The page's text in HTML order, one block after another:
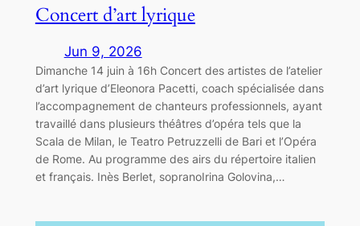
Concert d’art lyrique
Jun 9, 2026
Dimanche 14 juin à 16h Concert des artistes de l’atelier
d’art lyrique d’Eleonora Pacetti, coach spécialisée dans
l’accompagnement de chanteurs professionnels, ayant
travaillé dans plusieurs théâtres d’opéra tels que la
Scala de Milan, le Teatro Petruzzelli de Bari et l’Opéra
de Rome. Au programme des airs du répertoire italien
et français. Inès Berlet, sopranoIrina Golovina,…